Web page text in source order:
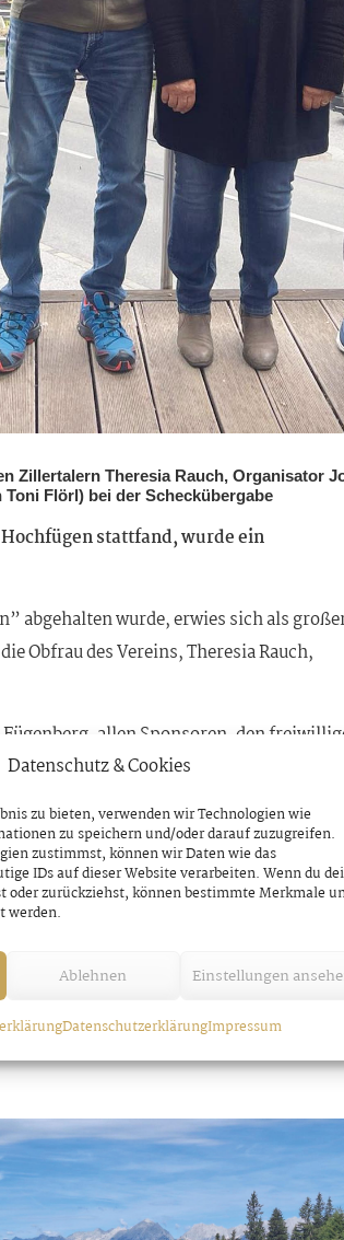
Datenschutz & Cookies
zu bieten, verwenden wir Technologien wie
zu speichern und/oder darauf zuzugreifen.
zustimmst, können wir Daten wie das
IDs auf dieser Website verarbeiten. Wenn du
zurückziehst, können bestimmte Merkmale
werden.
Ablehnen Einstellungen
DatenschutzerklärungImpressum
Zillertalern Theresia Rauch, Organisator
Flörl) bei der Scheckübergabe
stattfand, wurde ein
abgehalten wurde, erwies sich als
Obfrau des Vereins, Theresia Rauch,
allen Sponsoren, den
NÄCHSTER BEITRAG
Zillertaler Heilkräuterfreunde